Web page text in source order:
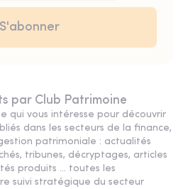
par Club Patrimoine
qui vous intéresse pour découvrir
dans les secteurs de la finance,
patrimoniale : actualités
tribunes, décryptages, articles
produits ... toutes les
suivi stratégique du secteur